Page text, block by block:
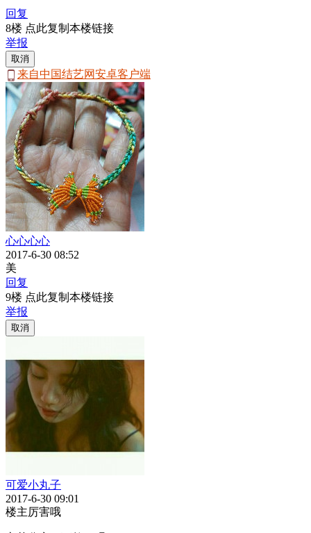
回复
8楼 点此复制本楼链接
举报
取消
来自中国结艺网安卓客户端
心心心心
2017-6-30 08:52
美
回复
9楼 点此复制本楼链接
举报
取消
可爱小丸子
2017-6-30 09:01
楼主厉害哦